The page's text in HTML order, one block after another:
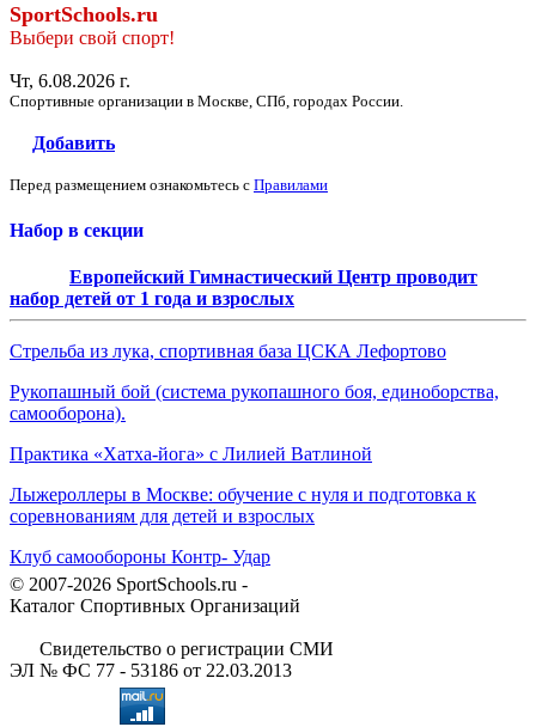
SportSchools.ru
Выбери свой спорт!
Чт, 6.08.2026 г.
Спортивные организации в Москве, СПб, городах России.
Добавить
Перед размещением ознакомьтесь с Правилами
Набор в секции
Европейский Гимнастический Центр проводит
набор детей от 1 года и взрослых
Стрельба из лука, спортивная база ЦСКА Лефортово
Рукопашный бой (система рукопашного боя, единоборства,
самооборона).
Практика «Хатха-йога» с Лилией Ватлиной
Лыжероллеры в Москве: обучение с нуля и подготовка к
соревнованиям для детей и взрослых
Клуб самообороны Контр- Удар
© 2007-2026 SportSchools.ru -
Каталог Спортивных Организаций
Свидетельство о регистрации СМИ
ЭЛ № ФС 77 - 53186 от 22.03.2013